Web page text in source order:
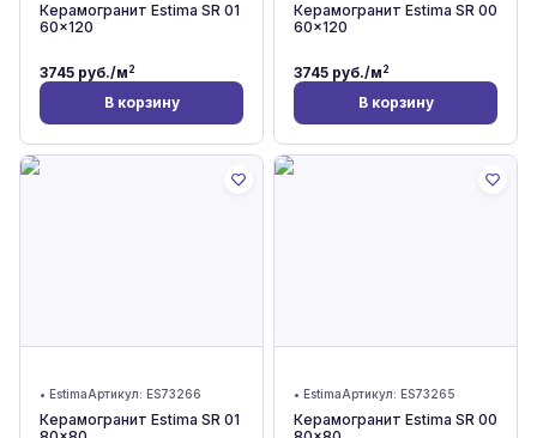
Керамогранит Estima SR 01
60x120
3745 руб./м2
В корзину
Керамогранит Estima SR 00
60x120
3745 руб./м2
В корзину
• EstimaАртикул: ES73266
Керамогранит Estima SR 01
• EstimaАртикул: ES73265
Керамогранит Estima SR 00